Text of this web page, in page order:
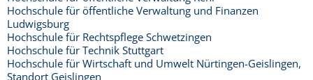
Hochschule für öffentliche Verwaltung und Finanzen
Ludwigsburg
Hochschule für Rechtspflege Schwetzingen
Hochschule für Technik Stuttgart
Hochschule für Wirtschaft und Umwelt Nürtingen-Geislingen,
Standort Geislingen